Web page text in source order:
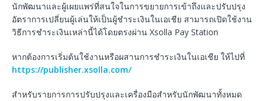
นักพัฒนาและผู้เผยแพร่ที่สนใจในการขยายการเข้าถึงและปรับปรุง
อัตราการเปลี่ยนผู้เล่นให้เป็นผู้ชำระเงินในเอเชีย สามารถเปิดใช้งาน
วิธีการชำระเงินเหล่านี้ได้โดยตรงผ่าน Xsolla Pay Station
หากต้องการเริ่มต้นใช้งานหรือผสานการชำระเงินในเอเชีย ให้ไปที่
https://publisher.xsolla.com/
สำหรับรายการการปรับปรุงและเครื่องมือสำหรับนักพัฒนาทั้งหมด